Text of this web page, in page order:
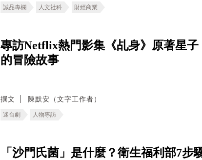
誠品專欄 人文社科 財經商業
專訪Netflix熱門影集《乩身》原著星
的冒險故事
撰文 陳默安（文字工作者）
迷台劇 人物專訪
「沙門氏菌」是什麼？衛生福利部7